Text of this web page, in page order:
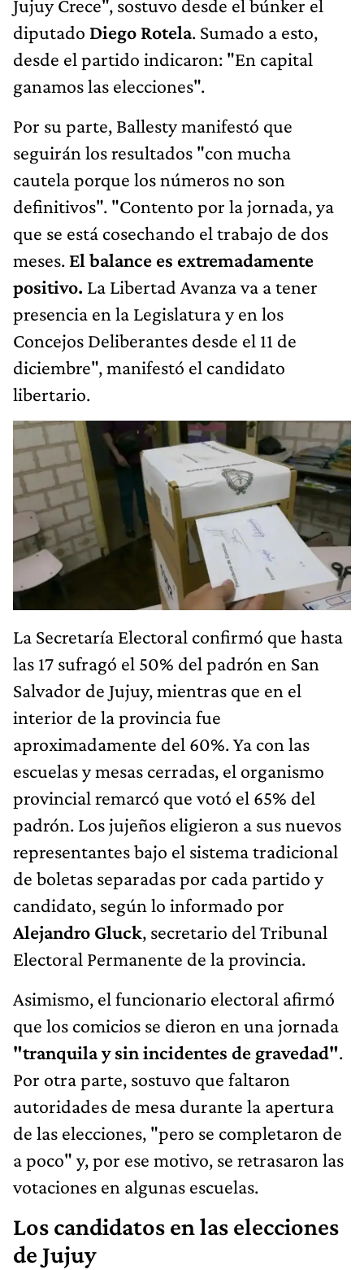
Jujuy Crece", sostuvo desde el búnker el
diputado Diego Rotela. Sumado a esto,
desde el partido indicaron: "En capital
ganamos las elecciones".
Por su parte, Ballesty manifestó que
seguirán los resultados "con mucha
cautela porque los números no son
definitivos". "Contento por la jornada, ya
que se está cosechando el trabajo de dos
meses. El balance es extremadamente
positivo. La Libertad Avanza va a tener
presencia en la Legislatura y en los
Concejos Deliberantes desde el 11 de
diciembre", manifestó el candidato
libertario.
La Secretaría Electoral confirmó que hasta
las 17 sufragó el 50% del padrón en San
Salvador de Jujuy, mientras que en el
interior de la provincia fue
aproximadamente del 60%. Ya con las
escuelas y mesas cerradas, el organismo
provincial remarcó que votó el 65% del
padrón. Los jujeños eligieron a sus nuevos
representantes bajo el sistema tradicional
de boletas separadas por cada partido y
candidato, según lo informado por
Alejandro Gluck, secretario del Tribunal
Electoral Permanente de la provincia.
Asimismo, el funcionario electoral afirmó
que los comicios se dieron en una jornada
"tranquila y sin incidentes de gravedad".
Por otra parte, sostuvo que faltaron
autoridades de mesa durante la apertura
de las elecciones, "pero se completaron de
a poco" y, por ese motivo, se retrasaron las
votaciones en algunas escuelas.
Los candidatos en las elecciones
de Jujuy